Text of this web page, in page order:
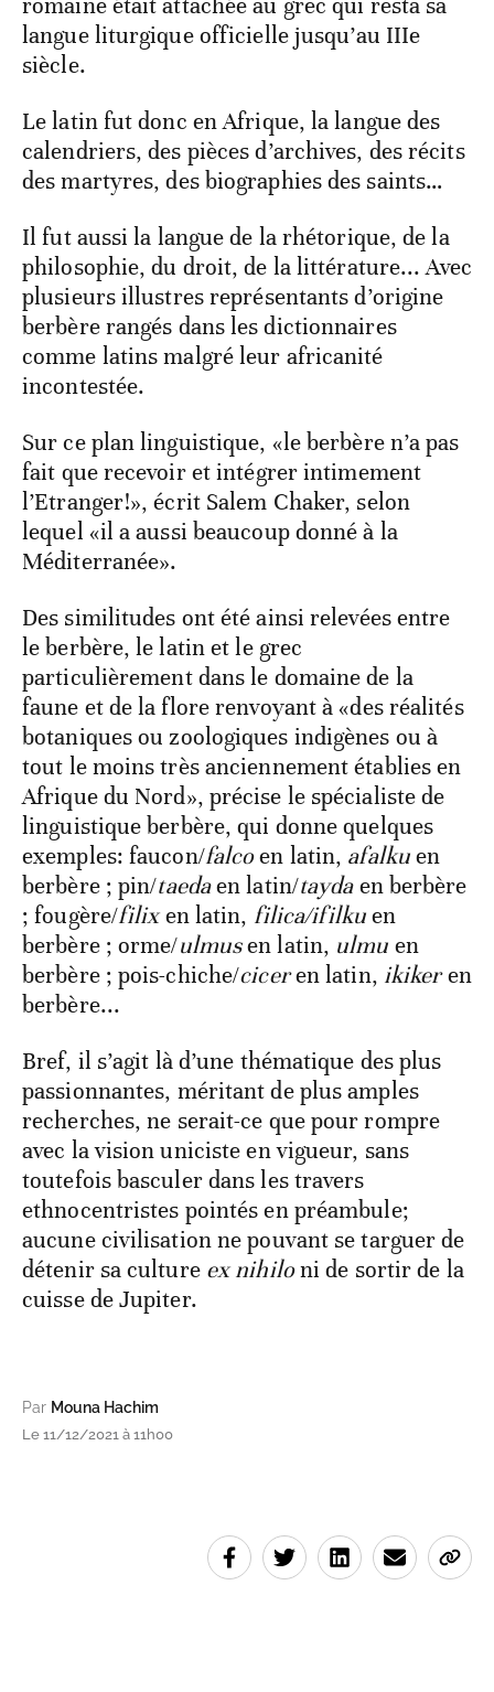
langue liturgique officielle jusqu’au IIIe
siècle.
Le latin fut donc en Afrique, la langue des
calendriers, des pièces d’archives, des récits
des martyres, des biographies des saints…
Il fut aussi la langue de la rhétorique, de la
philosophie, du droit, de la littérature... Avec
plusieurs illustres représentants d’origine
berbère rangés dans les dictionnaires
comme latins malgré leur africanité
incontestée.
Sur ce plan linguistique, «le berbère n’a pas
fait que recevoir et intégrer intimement
l’Etranger!», écrit Salem Chaker, selon
lequel «il a aussi beaucoup donné à la
Méditerranée».
Des similitudes ont été ainsi relevées entre
le berbère, le latin et le grec
particulièrement dans le domaine de la
faune et de la flore renvoyant à «des réalités
botaniques ou zoologiques indigènes ou à
tout le moins très anciennement établies en
Afrique du Nord», précise le spécialiste de
linguistique berbère, qui donne quelques
exemples: faucon/falcoen latin, afalkuen
berbère ; pin/taedaen latin/taydaen berbère
; fougère/filixen latin, filica/ifilkuen
berbère ; orme/ulmusen latin, ulmu en
berbère ; pois-chiche/ciceren latin, ikikeren
berbère...
Bref, il s’agit là d’une thématique des plus
passionnantes, méritant de plus amples
recherches, ne serait-ce que pour rompre
avec la vision uniciste en vigueur, sans
toutefois basculer dans les travers
ethnocentristes pointés en préambule;
aucune civilisation ne pouvant se targuer de
détenir sa culture ex nihiloni de sortir de la
cuisse de Jupiter.
Par Mouna Hachim
Le 11/12/2021 à 11h00